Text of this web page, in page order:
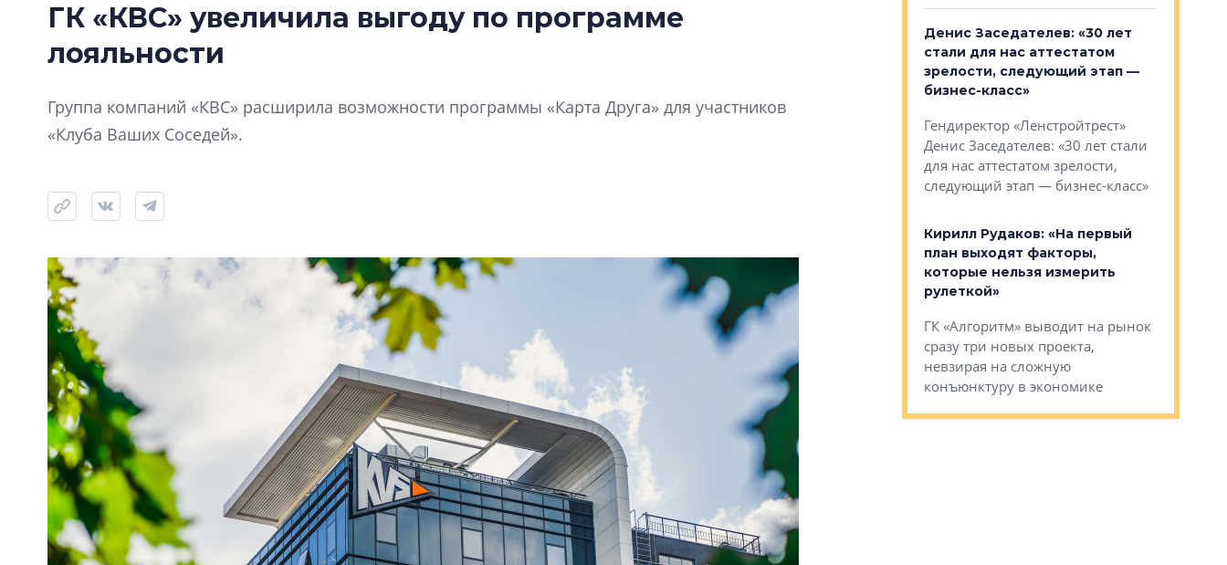
ГК «КВС» увеличила выгоду по программе
лояльности
Группа компаний «КВС» расширила возможности программы «Карта Друга» для участников
«Клуба Ваших Соседей».
визуальной чистоте»
Что важнее для современного
жилого проекта: эстетика,
функциональность или
экономика проекта, размышляют
в ГК «ПСК»
Денис Заседателев: «30 лет
стали для нас аттестатом
зрелости, следующий этап —
бизнес-класс»
Гендиректор «Ленстройтрест»
Денис Заседателев: «30 лет стали
для нас аттестатом зрелости,
следующий этап — бизнес-класс»
Кирилл Рудаков: «На первый
план выходят факторы,
которые нельзя измерить
рулеткой»
ГК «Алгоритм» выводит на рынок
сразу три новых проекта,
невзирая на сложную
конъюнктуру в экономике